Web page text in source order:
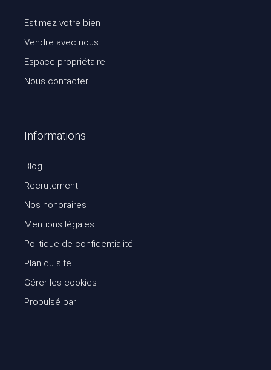
Estimez votre bien
Vendre avec nous
Espace propriétaire
Nous contacter
Informations
Blog
Recrutement
Nos honoraires
Mentions légales
Politique de confidentialité
Plan du site
Gérer les cookies
Propulsé par